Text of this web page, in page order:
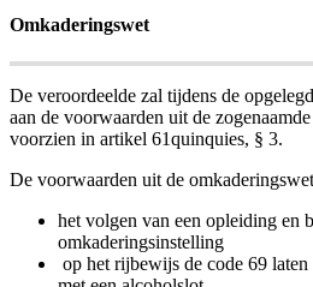
Omkaderingswet
De veroordeelde zal tijdens de
aan de voorwaarden uit de
voorzien in artikel 61quinquies, § 3.
De voorwaarden uit de
het volgen van een opleiding en
omkaderingsinstelling
op het rijbewijs de code 69